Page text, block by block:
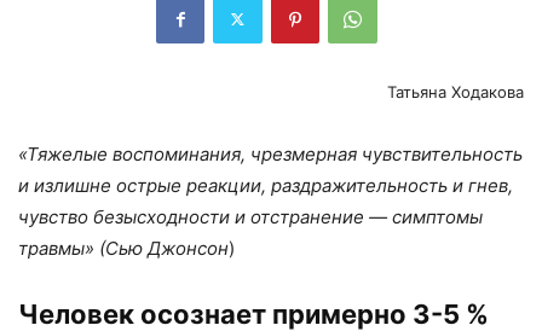
Татьяна Ходакова
«Тяжелые воспоминания, чрезмерная чувствительность
и излишне острые реакции, раздражительность и гнев,
чувство безысходности и отстранение — симптомы
травмы» (Сью Джонсон)
Человек осознает примерно 3-5 %